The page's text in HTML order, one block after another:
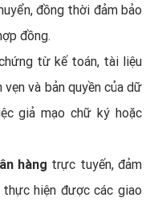
đồng thời đảm bảo
đồng.
từ kế toán, tài liệu
và bản quyền của dữ
giả mạo chữ ký hoặc
hàng trực tuyến, đảm
hiện được các giao